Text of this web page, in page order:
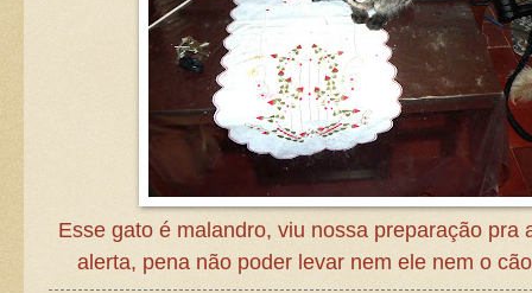
Esse gato é malandro, viu nossa preparação pra
alerta, pena não poder levar nem ele nem o